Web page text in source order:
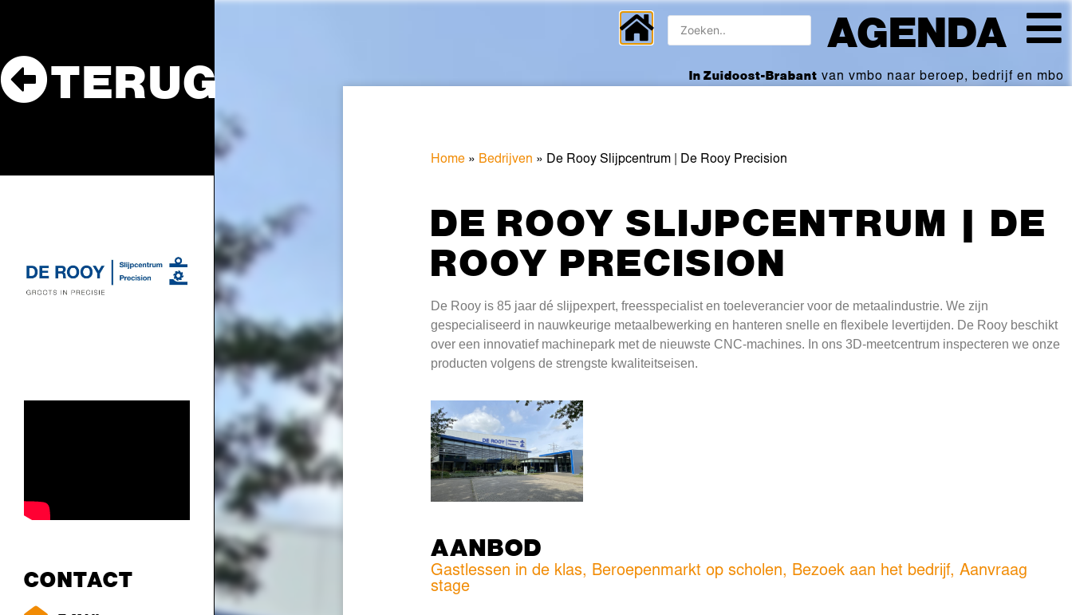
TERUG
CONTACT
Home » Bedrijven » De Rooy Slijpcentrum | De Rooy Precision
DE ROOY SLIJPCENTRUM | DE
ROOY PRECISION
De Rooy is 85 jaar dé slijpexpert, freesspecialist en toeleverancier voor de metaalindustrie. We zijn
gespecialiseerd in nauwkeurige metaalbewerking en hanteren snelle en flexibele levertijden. De Rooy beschikt
over een innovatief machinepark met de nieuwste CNC-machines. In ons 3D-meetcentrum inspecteren we onze
producten volgens de strengste kwaliteitseisen.
AANBOD
Gastlessen in de klas, Beroepenmarkt op scholen, Bezoek aan het bedrijf, Aanvraag
stage
AGENDA
In Zuidoost-Brabant van vmbo naar beroep, bedrijf en mbo